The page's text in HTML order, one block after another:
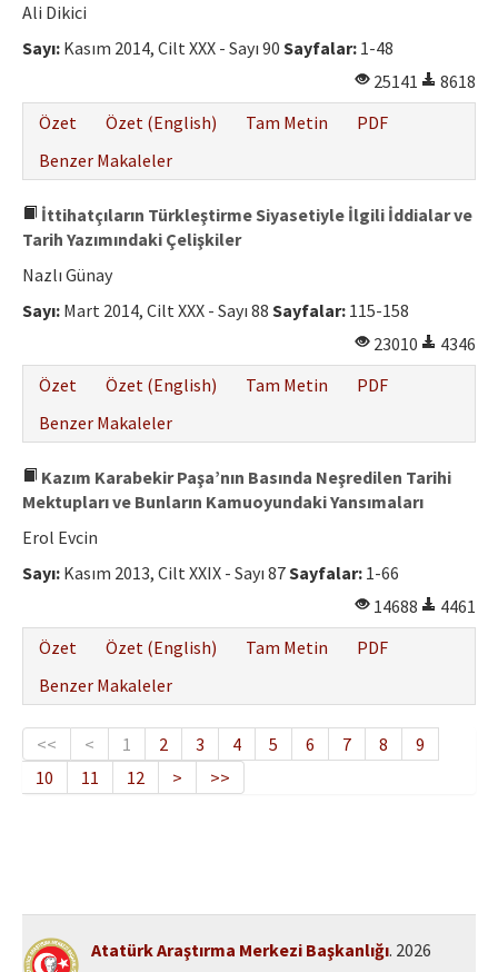
Ali Dikici
Sayı: Kasım 2014, Cilt XXX - Sayı 90 Sayfalar: 1-48
25141
8618
Özet
Özet (English) Tam Metin
PDF
Benzer Makaleler
İttihatçıların Türkleştirme Siyasetiyle İlgili İddialar ve
Tarih Yazımındaki Çelişkiler
Nazlı Günay
Sayı: Mart 2014, Cilt XXX - Sayı 88 Sayfalar: 115-158
23010
4346
Özet
Özet (English) Tam Metin
PDF
Benzer Makaleler
Kazım Karabekir Paşa’nın Basında Neşredilen Tarihi
Mektupları ve Bunların Kamuoyundaki Yansımaları
Erol Evcin
Sayı: Kasım 2013, Cilt XXIX - Sayı 87Sayfalar: 1-66
14688
4461
Özet
Özet (English) Tam Metin
PDF
Benzer Makaleler
<< < 1 2 3 4 5 6 7 8
9
10
11 12 > >>
Atatürk Araştırma Merkezi Başkanlığı. 2026